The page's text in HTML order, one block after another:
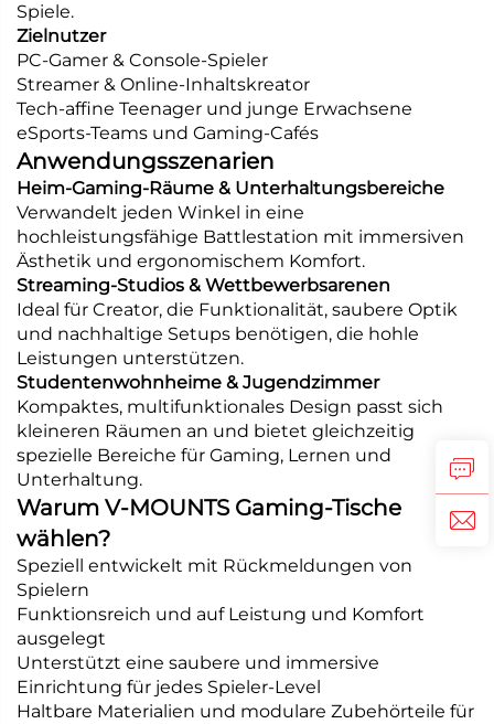
Spiele.
Zielnutzer
PC-Gamer & Console-Spieler
Streamer & Online-Inhaltskreator
Tech-affine Teenager und junge Erwachsene
eSports-Teams und Gaming-Cafés
Anwendungsszenarien
Heim-Gaming-Räume & Unterhaltungsbereiche
Verwandelt jeden Winkel in eine
hochleistungsfähige Battlestation mit immersiven
Ästhetik und ergonomischem Komfort.
Streaming-Studios & Wettbewerbsarenen
Ideal für Creator, die Funktionalität, saubere Optik
und nachhaltige Setups benötigen, die hohle
Leistungen unterstützen.
Studentenwohnheime & Jugendzimmer
Kompaktes, multifunktionales Design passt sich
kleineren Räumen an und bietet gleichzeitig
spezielle Bereiche für Gaming, Lernen und
Unterhaltung.
Warum V-MOUNTS Gaming-Tische
wählen?
Speziell entwickelt mit Rückmeldungen von
Spielern
Funktionsreich und auf Leistung und Komfort
ausgelegt
Unterstützt eine saubere und immersive
Einrichtung für jedes Spieler-Level
Haltbare Materialien und modulare Zubehörteile für